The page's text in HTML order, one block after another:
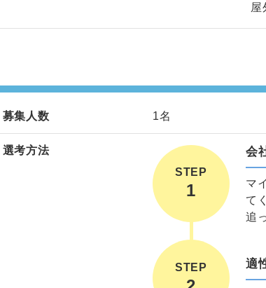
屋
募集人数 1名
選考方法
STEP
会
マ
て
追
STEP 適